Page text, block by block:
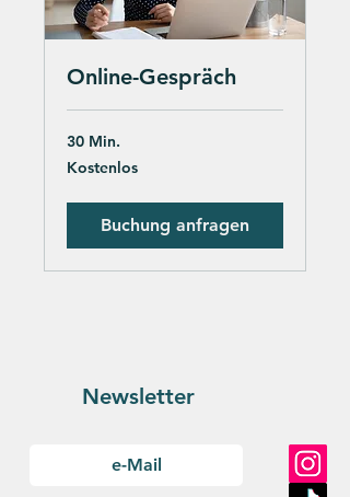
Online-Gespräch
30 Min.
Kostenlos
Kostenlos
Buchung anfragen
Newsletter